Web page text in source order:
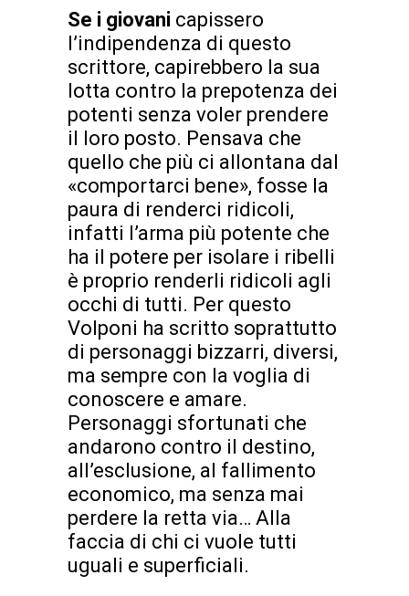
Se i giovani capissero
l’indipendenza di questo
scrittore, capirebbero la sua
lotta contro la prepotenza dei
potenti senza voler prendere
il loro posto. Pensava che
quello che più ci allontana dal
«comportarci bene», fosse la
paura di renderci ridicoli,
infatti l’arma più potente che
ha il potere per isolare i ribelli
è proprio renderli ridicoli agli
occhi di tutti. Per questo
Volponi ha scritto soprattutto
di personaggi bizzarri, diversi,
ma sempre con la voglia di
conoscere e amare.
Personaggi sfortunati che
andarono contro il destino,
all’esclusione, al fallimento
economico, ma senza mai
perdere la retta via… Alla
faccia di chi ci vuole tutti
uguali e superficiali.